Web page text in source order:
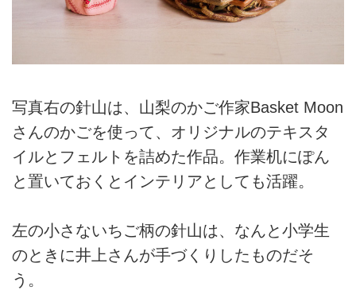
写真右の針山は、山梨のかご作家Basket Moon
さんのかごを使って、オリジナルのテキスタ
イルとフェルトを詰めた作品。作業机にぽん
と置いておくとインテリアとしても活躍。
左の小さないちご柄の針山は、なんと小学生
のときに井上さんが手づくりしたものだそ
う。